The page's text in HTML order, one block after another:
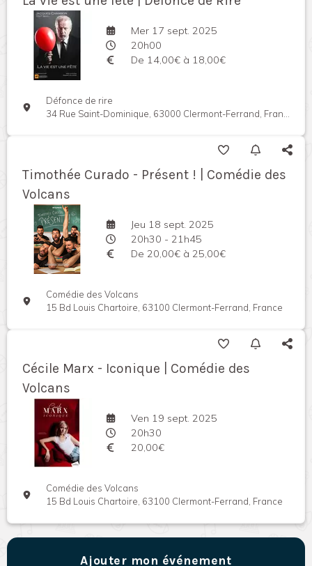
Mer 17 sept. 2025
20h00
De 14,00€ à 18,00€
Défonce de rire
34 Rue Saint-Dominique, 63000 Clermont-Ferrand, France
Timothée Curado - Présent ! | Comédie des
Volcans
Jeu 18 sept. 2025
20h30 - 21h45
De 20,00€ à 25,00€
Comédie des Volcans
15 Bd Louis Chartoire, 63100 Clermont-Ferrand, France
Cécile Marx - Iconique | Comédie des
Volcans
Ven 19 sept. 2025
20h30
20,00€
Comédie des Volcans
15 Bd Louis Chartoire, 63100 Clermont-Ferrand, France
Ajouter mon événement